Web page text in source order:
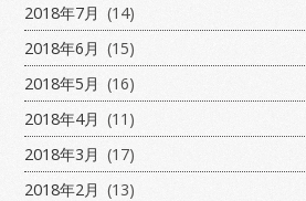
2018年7月 (14)
2018年6月 (15)
2018年5月 (16)
2018年4月 (11)
2018年3月 (17)
2018年2月 (13)